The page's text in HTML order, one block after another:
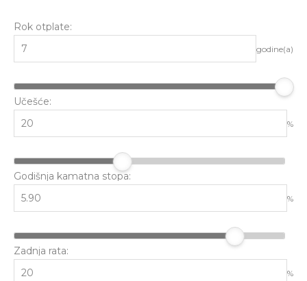
Rok otplate:
godine(a)
Učešće:
%
Godišnja kamatna stopa:
%
Zadnja rata:
%